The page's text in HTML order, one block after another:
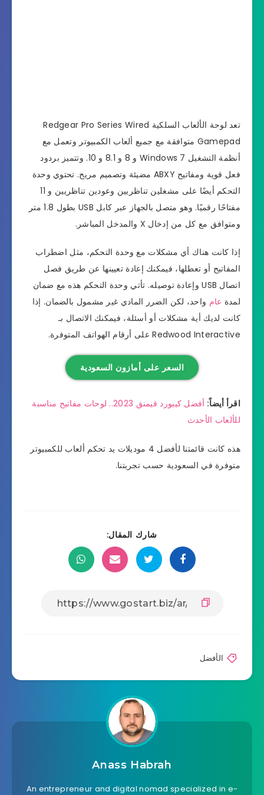
تعد لوحة الألعاب السلكية Redgear Pro Series Wired
Gamepad متوافقة مع جميع ألعاب الكمبيوتر وتعمل مع
أنظمة التشغيل Windows 7 و 8 و 8.1 و 10. وتتميز بردود
فعل قوية ومفاتيح ABXY مضيئة وتصميم مريح. تحتوي وحدة
التحكم أيضًا على مشغلين تناظريين وعودين تناظريين و 11
مفتاحًا رقميًا. وهو متصل بالجهاز عبر كابل USB بطول 1.8 متر
ومتوافق مع كل من إدخال X والمدخل المباشر.
إذا كانت هناك أي مشكلات مع وحدة التحكم، مثل اضطراب
المفاتيح أو تعطلها، فيمكنك إعادة تعيينها عن طريق فصل
اتصال USB وإعادة توصيله. تأتي وحدة التحكم هذه مع ضمان
لمدة عام واحد، لكن الضرر المادي غير مشمول بالضمان. إذا
كانت لديك أية مشكلات أو أسئلة، فيمكنك الاتصال بـ
Redwood Interactive على أرقام الهواتف المتوفرة.
السعر على أمازون السعودية
اقرأ أيضاً:
أفضل كيبورد قيمنق 2023.. لوحات مفاتيح مناسبة
للألعاب الأحدث
هذه كانت قائمتنا لأفضل 4 موديلات يد تحكم ألعاب للكمبيوتر
متوفرة في السعودية حسب تجربتنا.
شارك المقال:
الأفضل
Anass Habrah
An entrepreneur and digital nomad specialized in e-